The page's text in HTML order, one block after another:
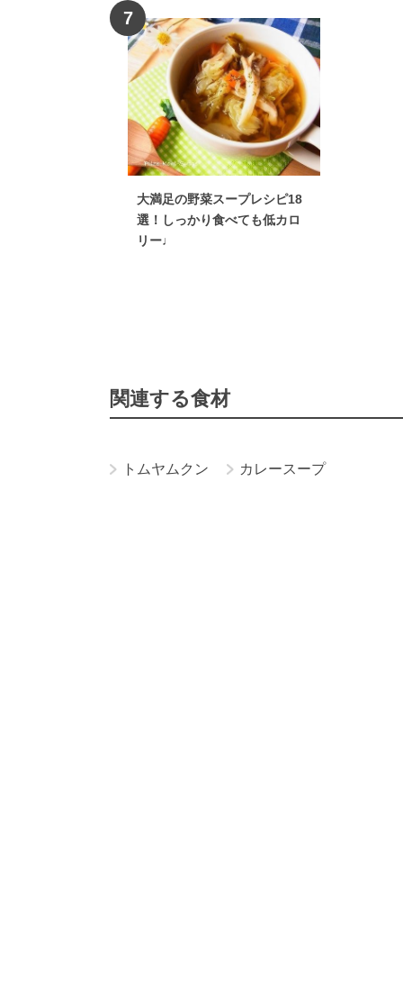
7
大満足の野菜スープレシピ18
選！しっかり食べても低カロ
リー♩
関連する食材
トムヤムクン カレースープ